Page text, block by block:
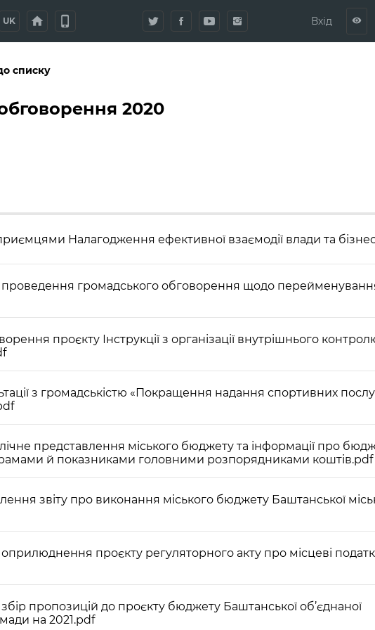
UK home phone_iphone Вхід visibility
списку
2020
Налагодження ефективної взаємодії влади та
громадського обговорення щодо
проєкту Інструкції з організації внутрішнього
з громадськістю «Покращення надання спортивних
представлення міського бюджету та інформації про
й показниками головними розпорядниками коштів.pdf
звіту про виконання міського бюджету Баштанської
проєкту регуляторного акту про місцеві
пропозицій до проєкту бюджету Баштанської об’єднаної
на 2021.pdf